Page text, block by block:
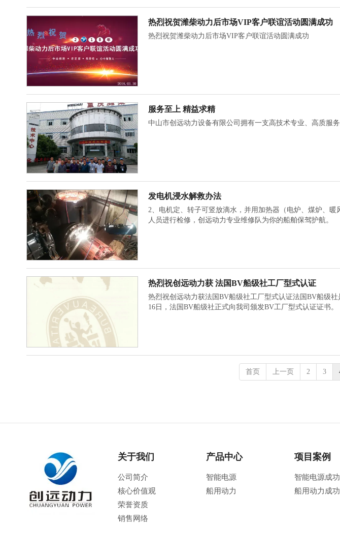
热烈祝贺潍柴动力后市场VIP客户联谊活动圆满成功
热烈祝贺潍柴动力后市场VIP客户联谊活动圆满成功
服务至上 精益求精
中山市创远动力设备有限公司拥有一支高技术专业、高质服
发电机浸水解救办法
2、电机定、转子可竖放滴水，并用加热器（电炉、煤炉、
人员进行检修，创远动力专业维修队为你的船舶保驾护航。
热烈祝创远动力获 法国BV船级社工厂型式认证
热烈祝创远动力获法国BV船级社工厂型式认证法国BV船级
16日，法国BV船级社正式向我司颁发BV工厂型式认证证书。
首页 上一页 2 3
关于我们
公司简介
核心价值观
荣誉资质
销售网络
产品中心
智能电源
船用动力
项目案例
智能电源成
船用动力成